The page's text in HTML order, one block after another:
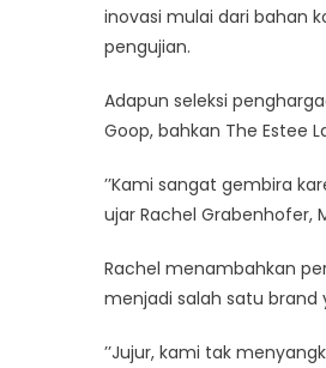
inovasi mulai dari bahan
pengujian.
Adapun seleksi
Goop, bahkan The Estee
’’Kami sangat gembira
ujar Rachel Grabenhofer,
Rachel menambahkan
menjadi salah satu
’’Jujur, kami tak